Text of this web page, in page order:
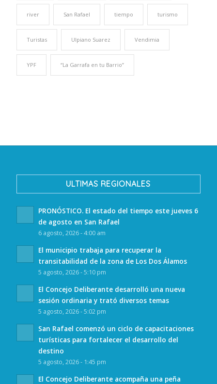
river San Rafael tiempo turismo
Turistas Ulpiano Suarez Vendimia
YPF “La Garrafa en tu Barrio”
ULTIMAS REGIONALES
PRONÓSTICO. El estado del tiempo este jueves 6
de agosto en San Rafael
6 agosto, 2026 - 4:00 am
El municipio trabaja para recuperar la
transitabilidad de la zona de Los Dos Álamos
5 agosto, 2026 - 5:10 pm
El Concejo Deliberante desarrolló una nueva
sesión ordinaria y trató diversos temas
5 agosto, 2026 - 5:02 pm
San Rafael comenzó un ciclo de capacitaciones
turísticas para fortalecer el desarrollo del
destino
5 agosto, 2026 - 1:45 pm
El Concejo Deliberante acompaña una peña